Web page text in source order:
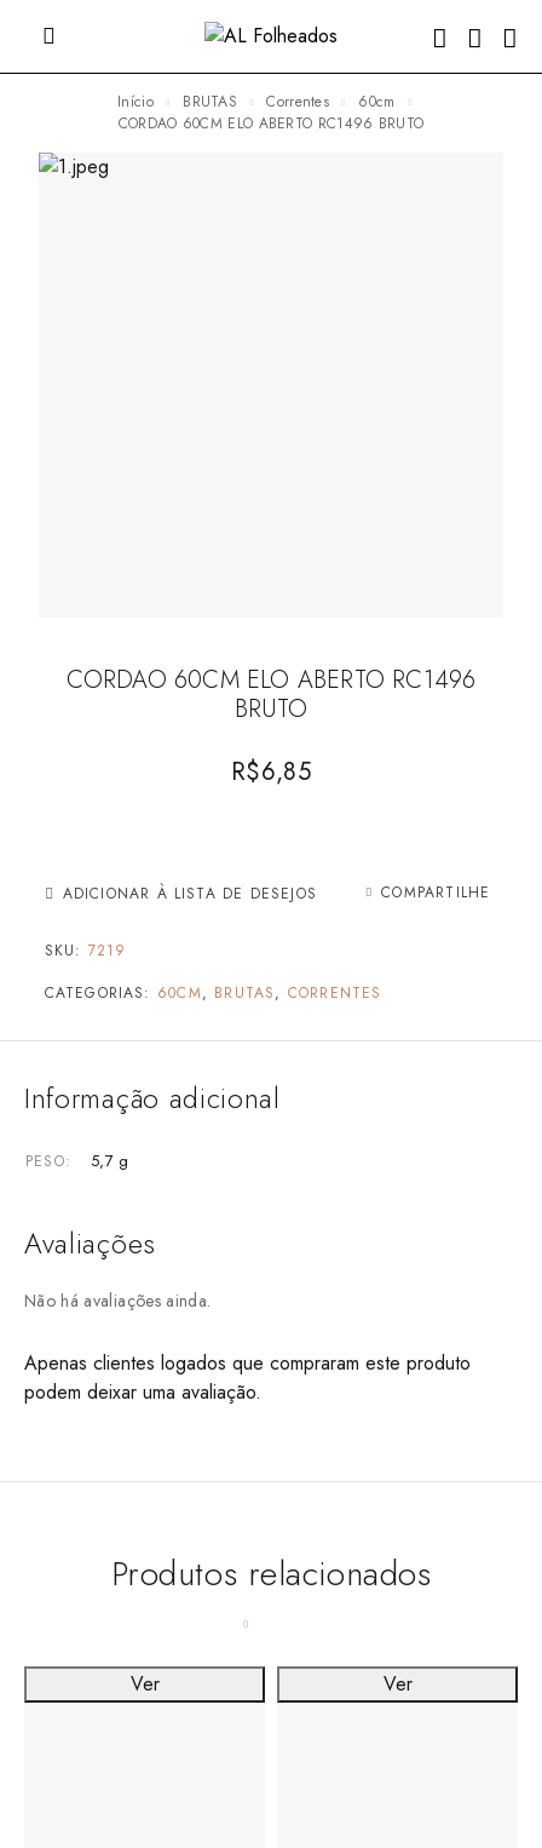
Início BRUTAS Correntes
60cm
CORDAO 60CM ELO ABERTO RC1496 BRUTO
CORDAO 60CM ELO ABERTO RC1496
BRUTO
R$6,85
ADICIONAR À LISTA DE DESEJOS COMPARTILHE
SKU: 7219
CATEGORIAS: 60CM, BRUTAS, CORRENTES
Informação adicional
PESO 5,7 g
Avaliações
Não há avaliações ainda.
Apenas clientes logados que compraram este produto
podem deixar uma avaliação.
Produtos relacionados
Ver Ver